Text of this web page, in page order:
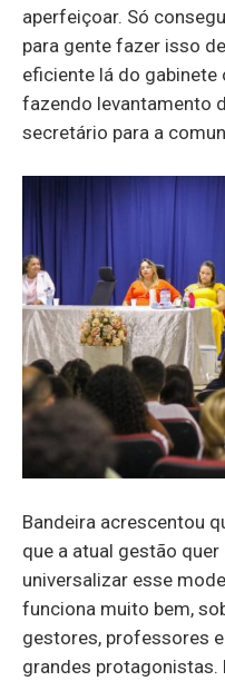
aperfeiçoar. Só
para gente fazer isso
eficiente lá do gabinete
fazendo levantamento
secretário para a
Bandeira acrescentou
que a atual gestão quer
universalizar esse
funciona muito bem,
gestores, professores
grandes protagonistas.